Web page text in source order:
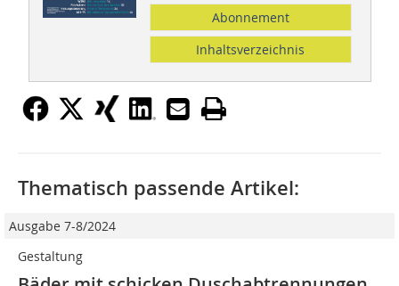
Abonnement
Inhaltsverzeichnis
Thematisch passende Artikel:
Ausgabe 7-8/2024
Gestaltung